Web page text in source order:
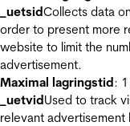
_uetsidCollects data
order to present more
website to limit the
advertisement.
Maximal lagringstid:
_uetvidUsed to track
relevant